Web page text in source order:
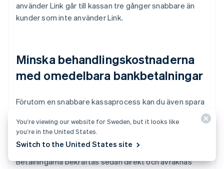
använder Link går till kassan tre gånger snabbare än
kunder som inte använder Link.
Minska behandlingskostnaderna
med omedelbara bankbetalningar
Förutom en snabbare kassaprocess kan du även spara
via Link. Med omedelbara bankbetalningar kan dina
kunder gå till kassan med Link och betala med sitt
amerikanska bankkonto med bara några få klick.
Betalningarna bekräftas sedan direkt och avräknas
Australien
Belgien
NederlandsFrançaisDeutsch
Brasilien
Bulgarien
You’re viewing our website for Sweden, but it looks like
you’re in the United States.
Switch to the United States site